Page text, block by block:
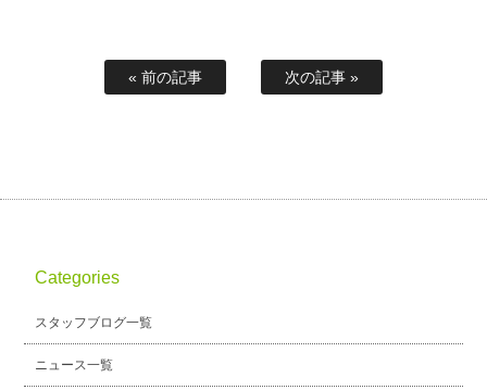
« 前の記事 次の記事 »
Categories
スタッフブログ一覧
ニュース一覧